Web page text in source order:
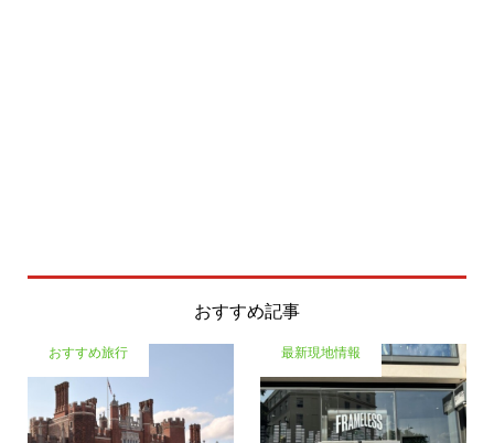
おすすめ記事
おすすめ旅行 最新現地情報